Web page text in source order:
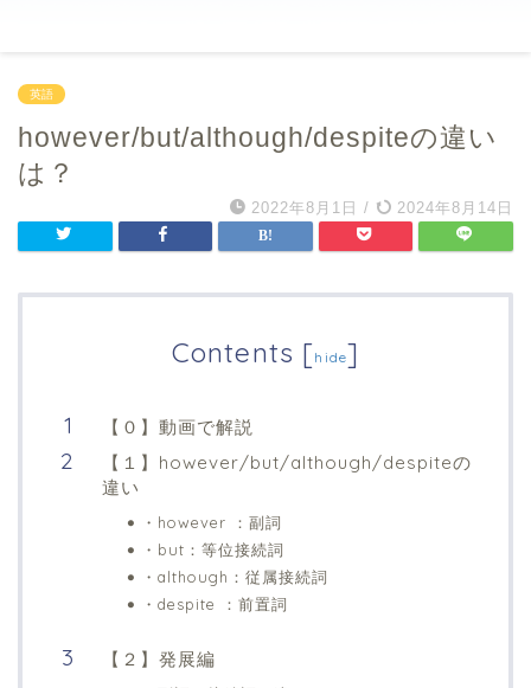
英語
however/but/although/despiteの違い
は？
2022年8月1日 / 2024年8月14日
Contents [hide]
【０】動画で解説
【１】however/but/although/despiteの
違い
・however ：副詞
・but：等位接続詞
・although：従属接続詞
・despite ：前置詞
【２】発展編